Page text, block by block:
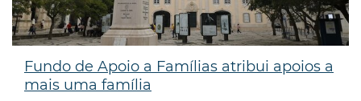
Fundo de Apoio a Famílias atribui apoios a
mais uma família